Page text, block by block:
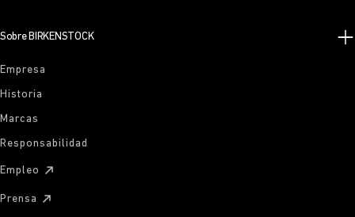
Sobre BIRKENSTOCK
Empresa
Historia
Marcas
Responsabilidad
Empleo
Prensa